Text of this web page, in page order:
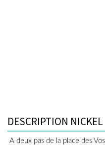
DESCRIPTION NICKEL
A deux pas de la place des